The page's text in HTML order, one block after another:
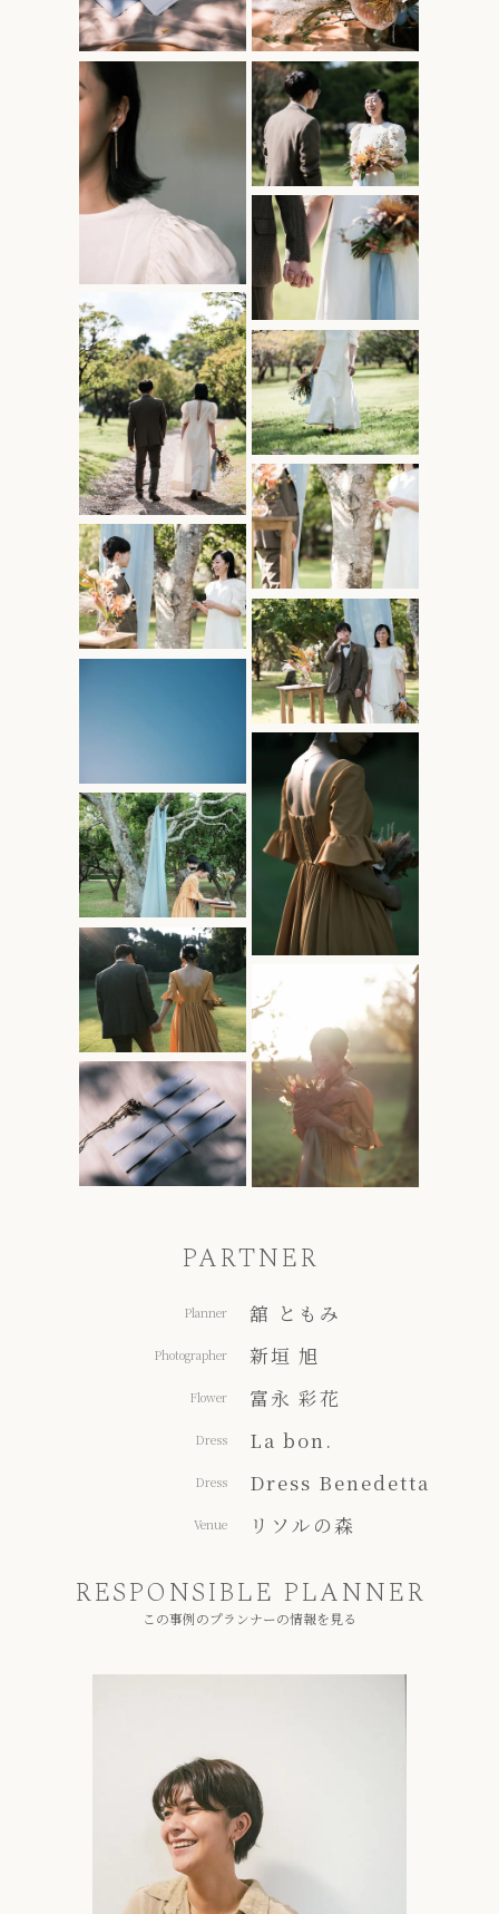
PARTNER
Planner 舘 ともみ
Photographer 新垣 旭
Flower 富永 彩花
Dress La bon.
Dress Dress Benedetta
Venue リソルの森
RESPONSIBLE PLANNER
この事例のプランナーの情報を見る